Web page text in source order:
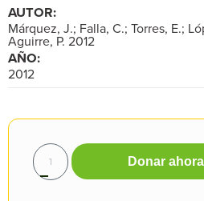
AUTOR:
Márquez, J.; Falla, C.; Torres, E.;
Aguirre, P. 2012
AÑO:
2012
Donar